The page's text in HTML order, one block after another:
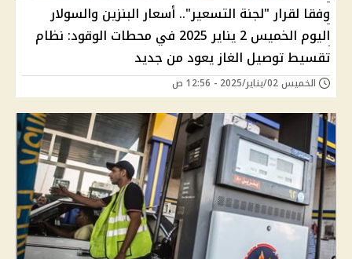
وفقا لقرار "لجنة التسعير".. أسعار البنزين والسولار
اليوم الخميس 2 يناير 2025 في محطات الوقود: نظام
تقسيط توصيل الغاز يعود من جديد
الخميس 02/يناير/2025 - 12:56 ص